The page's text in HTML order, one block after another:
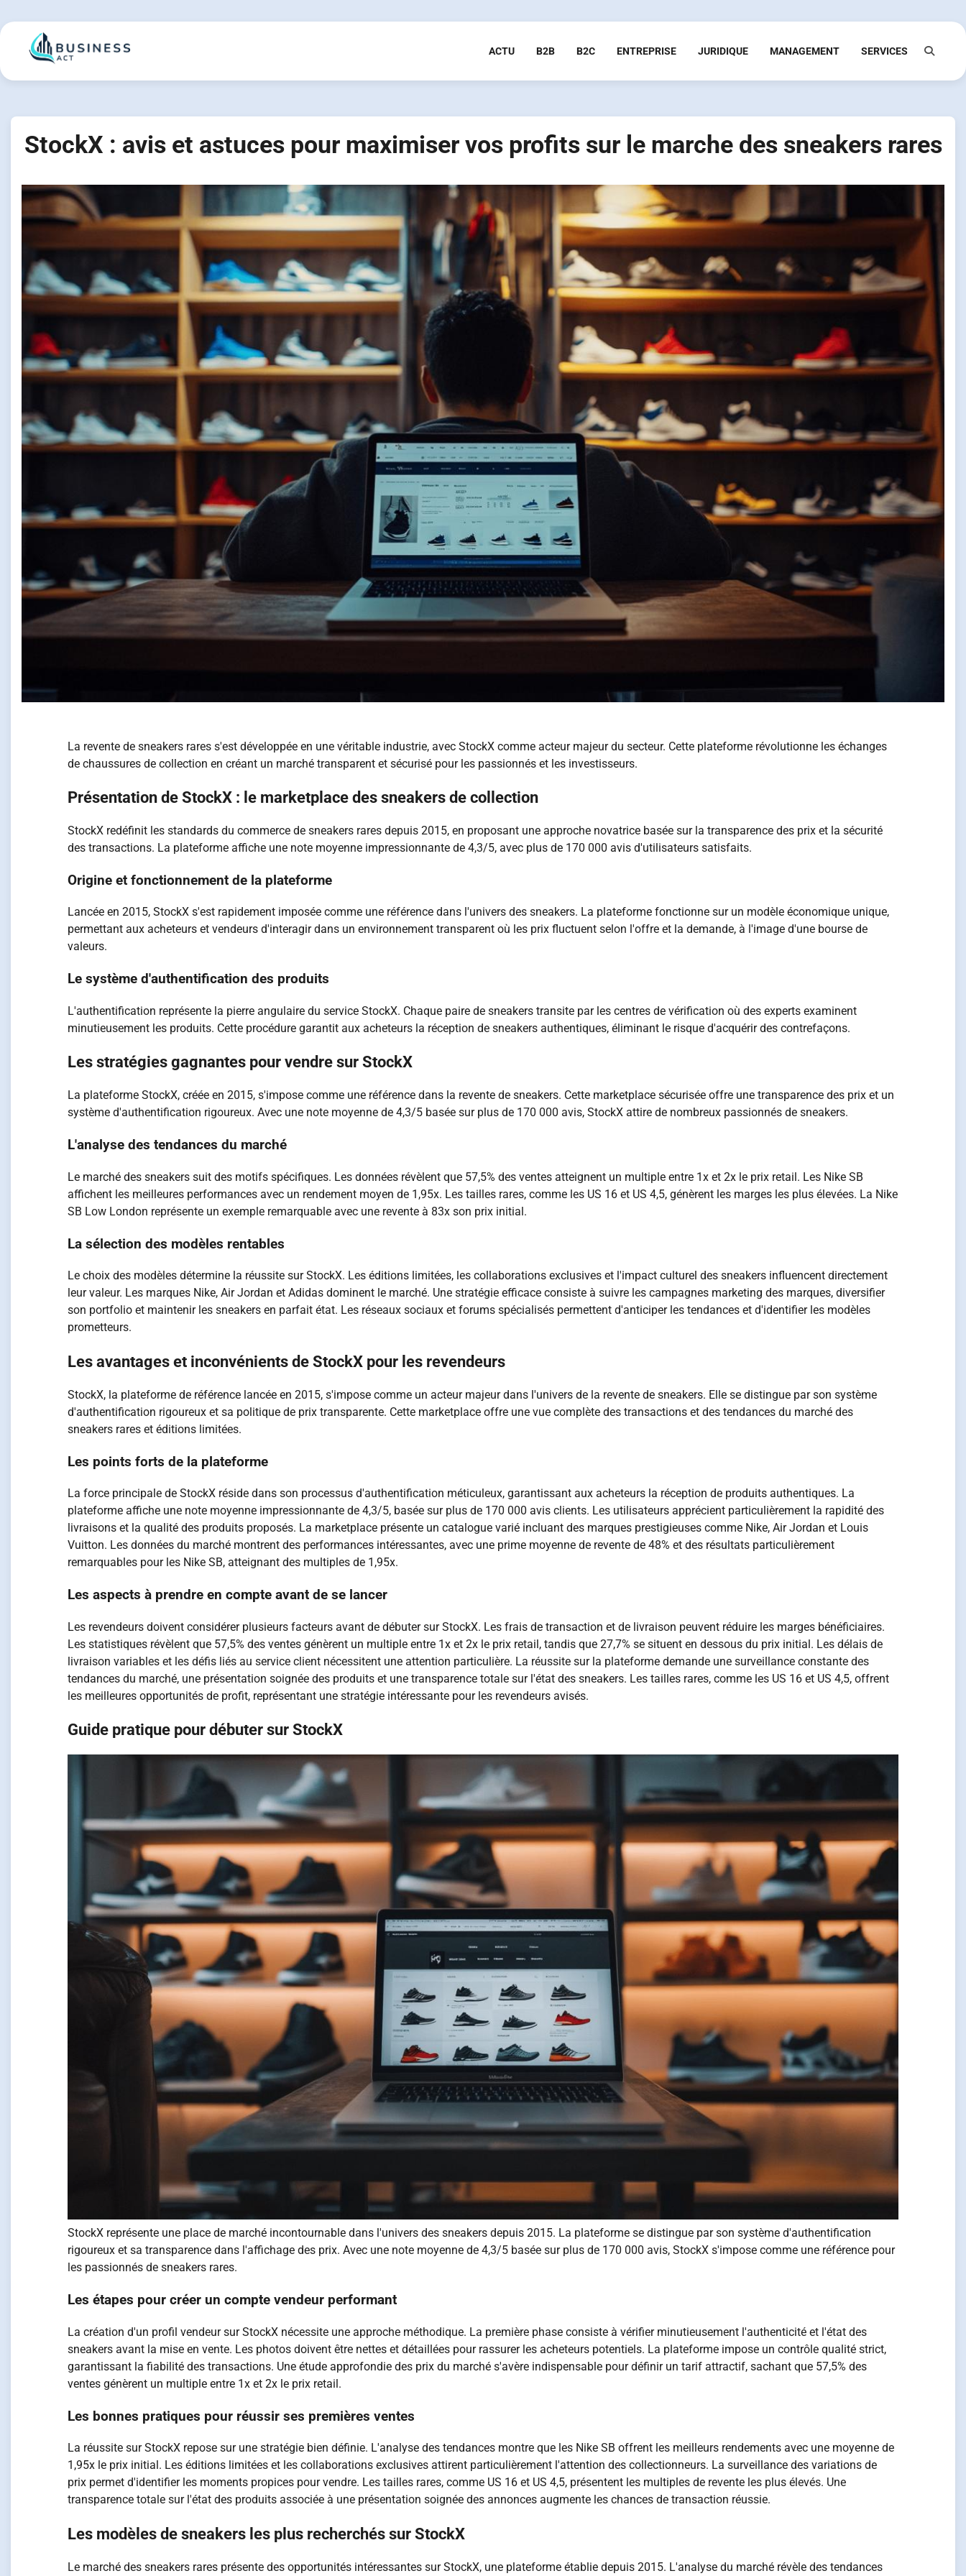
to
content
ACTU B2B B2C ENTREPRISE JURIDIQUE MANAGEMENT SERVICES
StockX : avis et astuces pour maximiser vos profits sur le marche des sneakers rares
La revente de sneakers rares s'est développée en une véritable industrie, avec StockX comme acteur majeur du secteur. Cette plateforme révolutionne les échanges
de chaussures de collection en créant un marché transparent et sécurisé pour les passionnés et les investisseurs.
Présentation de StockX : le marketplace des sneakers de collection
StockX redéfinit les standards du commerce de sneakers rares depuis 2015, en proposant une approche novatrice basée sur la transparence des prix et la sécurité
des transactions. La plateforme affiche une note moyenne impressionnante de 4,3/5, avec plus de 170 000 avis d'utilisateurs satisfaits.
Origine et fonctionnement de la plateforme
Lancée en 2015, StockX s'est rapidement imposée comme une référence dans l'univers des sneakers. La plateforme fonctionne sur un modèle économique unique,
permettant aux acheteurs et vendeurs d'interagir dans un environnement transparent où les prix fluctuent selon l'offre et la demande, à l'image d'une bourse de
valeurs.
Le système d'authentification des produits
L'authentification représente la pierre angulaire du service StockX. Chaque paire de sneakers transite par les centres de vérification où des experts examinent
minutieusement les produits. Cette procédure garantit aux acheteurs la réception de sneakers authentiques, éliminant le risque d'acquérir des contrefaçons.
Les stratégies gagnantes pour vendre sur StockX
La plateforme StockX, créée en 2015, s'impose comme une référence dans la revente de sneakers. Cette marketplace sécurisée offre une transparence des prix et un
système d'authentification rigoureux. Avec une note moyenne de 4,3/5 basée sur plus de 170 000 avis, StockX attire de nombreux passionnés de sneakers.
L'analyse des tendances du marché
Le marché des sneakers suit des motifs spécifiques. Les données révèlent que 57,5% des ventes atteignent un multiple entre 1x et 2x le prix retail. Les Nike SB
affichent les meilleures performances avec un rendement moyen de 1,95x. Les tailles rares, comme les US 16 et US 4,5, génèrent les marges les plus élevées. La Nike
SB Low London représente un exemple remarquable avec une revente à 83x son prix initial.
La sélection des modèles rentables
Le choix des modèles détermine la réussite sur StockX. Les éditions limitées, les collaborations exclusives et l'impact culturel des sneakers influencent directement
leur valeur. Les marques Nike, Air Jordan et Adidas dominent le marché. Une stratégie efficace consiste à suivre les campagnes marketing des marques, diversifier
son portfolio et maintenir les sneakers en parfait état. Les réseaux sociaux et forums spécialisés permettent d'anticiper les tendances et d'identifier les modèles
prometteurs.
Les avantages et inconvénients de StockX pour les revendeurs
StockX, la plateforme de référence lancée en 2015, s'impose comme un acteur majeur dans l'univers de la revente de sneakers. Elle se distingue par son système
d'authentification rigoureux et sa politique de prix transparente. Cette marketplace offre une vue complète des transactions et des tendances du marché des
sneakers rares et éditions limitées.
Les points forts de la plateforme
La force principale de StockX réside dans son processus d'authentification méticuleux, garantissant aux acheteurs la réception de produits authentiques. La
plateforme affiche une note moyenne impressionnante de 4,3/5, basée sur plus de 170 000 avis clients. Les utilisateurs apprécient particulièrement la rapidité des
livraisons et la qualité des produits proposés. La marketplace présente un catalogue varié incluant des marques prestigieuses comme Nike, Air Jordan et Louis
Vuitton. Les données du marché montrent des performances intéressantes, avec une prime moyenne de revente de 48% et des résultats particulièrement
remarquables pour les Nike SB, atteignant des multiples de 1,95x.
Les aspects à prendre en compte avant de se lancer
Les revendeurs doivent considérer plusieurs facteurs avant de débuter sur StockX. Les frais de transaction et de livraison peuvent réduire les marges bénéficiaires.
Les statistiques révèlent que 57,5% des ventes génèrent un multiple entre 1x et 2x le prix retail, tandis que 27,7% se situent en dessous du prix initial. Les délais de
livraison variables et les défis liés au service client nécessitent une attention particulière. La réussite sur la plateforme demande une surveillance constante des
tendances du marché, une présentation soignée des produits et une transparence totale sur l'état des sneakers. Les tailles rares, comme les US 16 et US 4,5, offrent
les meilleures opportunités de profit, représentant une stratégie intéressante pour les revendeurs avisés.
Guide pratique pour débuter sur StockX
StockX représente une place de marché incontournable dans l'univers des sneakers depuis 2015. La plateforme se distingue par son système d'authentification
rigoureux et sa transparence dans l'affichage des prix. Avec une note moyenne de 4,3/5 basée sur plus de 170 000 avis, StockX s'impose comme une référence pour
les passionnés de sneakers rares.
Les étapes pour créer un compte vendeur performant
La création d'un profil vendeur sur StockX nécessite une approche méthodique. La première phase consiste à vérifier minutieusement l'authenticité et l'état des
sneakers avant la mise en vente. Les photos doivent être nettes et détaillées pour rassurer les acheteurs potentiels. La plateforme impose un contrôle qualité strict,
garantissant la fiabilité des transactions. Une étude approfondie des prix du marché s'avère indispensable pour définir un tarif attractif, sachant que 57,5% des
ventes génèrent un multiple entre 1x et 2x le prix retail.
Les bonnes pratiques pour réussir ses premières ventes
La réussite sur StockX repose sur une stratégie bien définie. L'analyse des tendances montre que les Nike SB offrent les meilleurs rendements avec une moyenne de
1,95x le prix initial. Les éditions limitées et les collaborations exclusives attirent particulièrement l'attention des collectionneurs. La surveillance des variations de
prix permet d'identifier les moments propices pour vendre. Les tailles rares, comme US 16 et US 4,5, présentent les multiples de revente les plus élevés. Une
transparence totale sur l'état des produits associée à une présentation soignée des annonces augmente les chances de transaction réussie.
Les modèles de sneakers les plus recherchés sur StockX
Le marché des sneakers rares présente des opportunités intéressantes sur StockX, une plateforme établie depuis 2015. L'analyse du marché révèle des tendances